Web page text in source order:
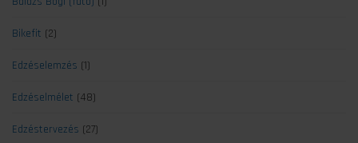
Bikefit (2)
Edzéselemzés (1)
Edzéselmélet (48)
Edzéstervezés (27)